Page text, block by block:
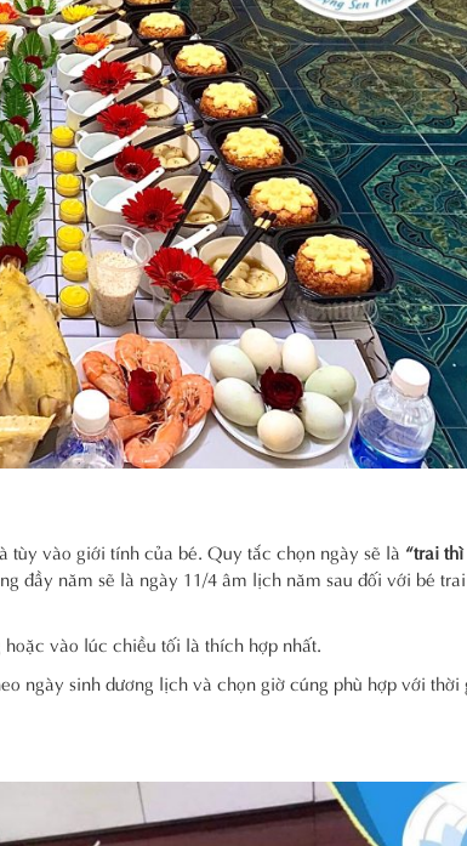
tùy vào giới tính của bé. Quy tắc chọn ngày sẽ là “trai
đầy năm sẽ là ngày 11/4 âm lịch năm sau đối với bé
vào lúc chiều tối là thích hợp nhất.
ngày sinh dương lịch và chọn giờ cúng phù hợp với thời